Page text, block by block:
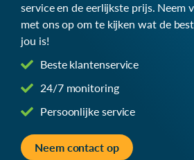
service en de eerlijkste prijs. Neem
met ons op om te kijken wat de
jou is!
Beste klantenservice
24/7 monitoring
Persoonlijke service
Neem contact op